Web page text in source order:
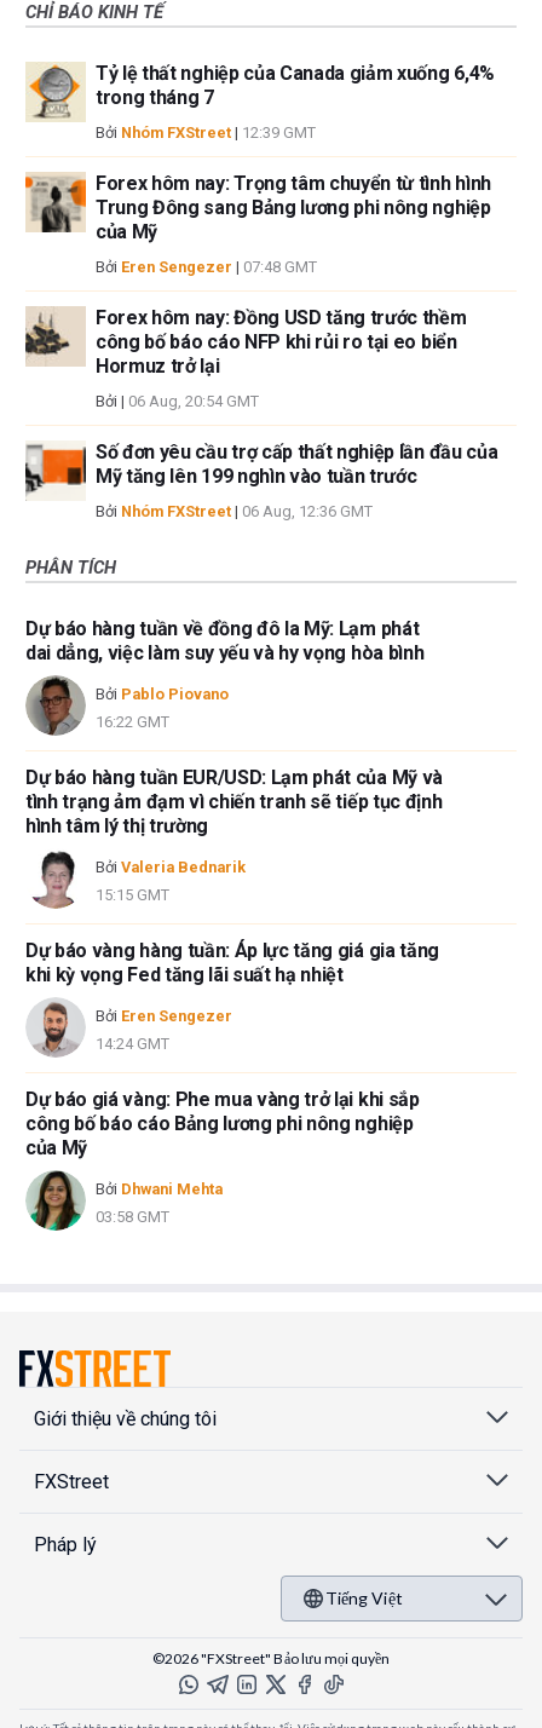
CHỈ BÁO KINH TẾ
Tỷ lệ thất nghiệp của Canada giảm xuống 6,4%
trong tháng 7
Bởi Nhóm FXStreet | 12:39 GMT
Forex hôm nay: Trọng tâm chuyển từ tình hình
Trung Đông sang Bảng lương phi nông nghiệp
của Mỹ
Bởi Eren Sengezer | 07:48 GMT
Forex hôm nay: Đồng USD tăng trước thềm
công bố báo cáo NFP khi rủi ro tại eo biển
Hormuz trở lại
Bởi | 06 Aug, 20:54 GMT
Số đơn yêu cầu trợ cấp thất nghiệp lần đầu của
Mỹ tăng lên 199 nghìn vào tuần trước
Bởi Nhóm FXStreet | 06 Aug, 12:36 GMT
PHÂN TÍCH
Dự báo hàng tuần về đồng đô la Mỹ: Lạm phát
dai dẳng, việc làm suy yếu và hy vọng hòa bình
Bởi Pablo Piovano
16:22 GMT
Dự báo hàng tuần EUR/USD: Lạm phát của Mỹ và
tình trạng ảm đạm vì chiến tranh sẽ tiếp tục định
hình tâm lý thị trường
Bởi Valeria Bednarik
15:15 GMT
Dự báo vàng hàng tuần: Áp lực tăng giá gia tăng
khi kỳ vọng Fed tăng lãi suất hạ nhiệt
Bởi Eren Sengezer
14:24 GMT
Dự báo giá vàng: Phe mua vàng trở lại khi sắp
công bố báo cáo Bảng lương phi nông nghiệp
của Mỹ
Bởi Dhwani Mehta
03:58 GMT
Giới thiệu về chúng tôi
FXStreet
Pháp lý
Tiếng Việt
©2026 "FXStreet" Bảo lưu mọi quyền